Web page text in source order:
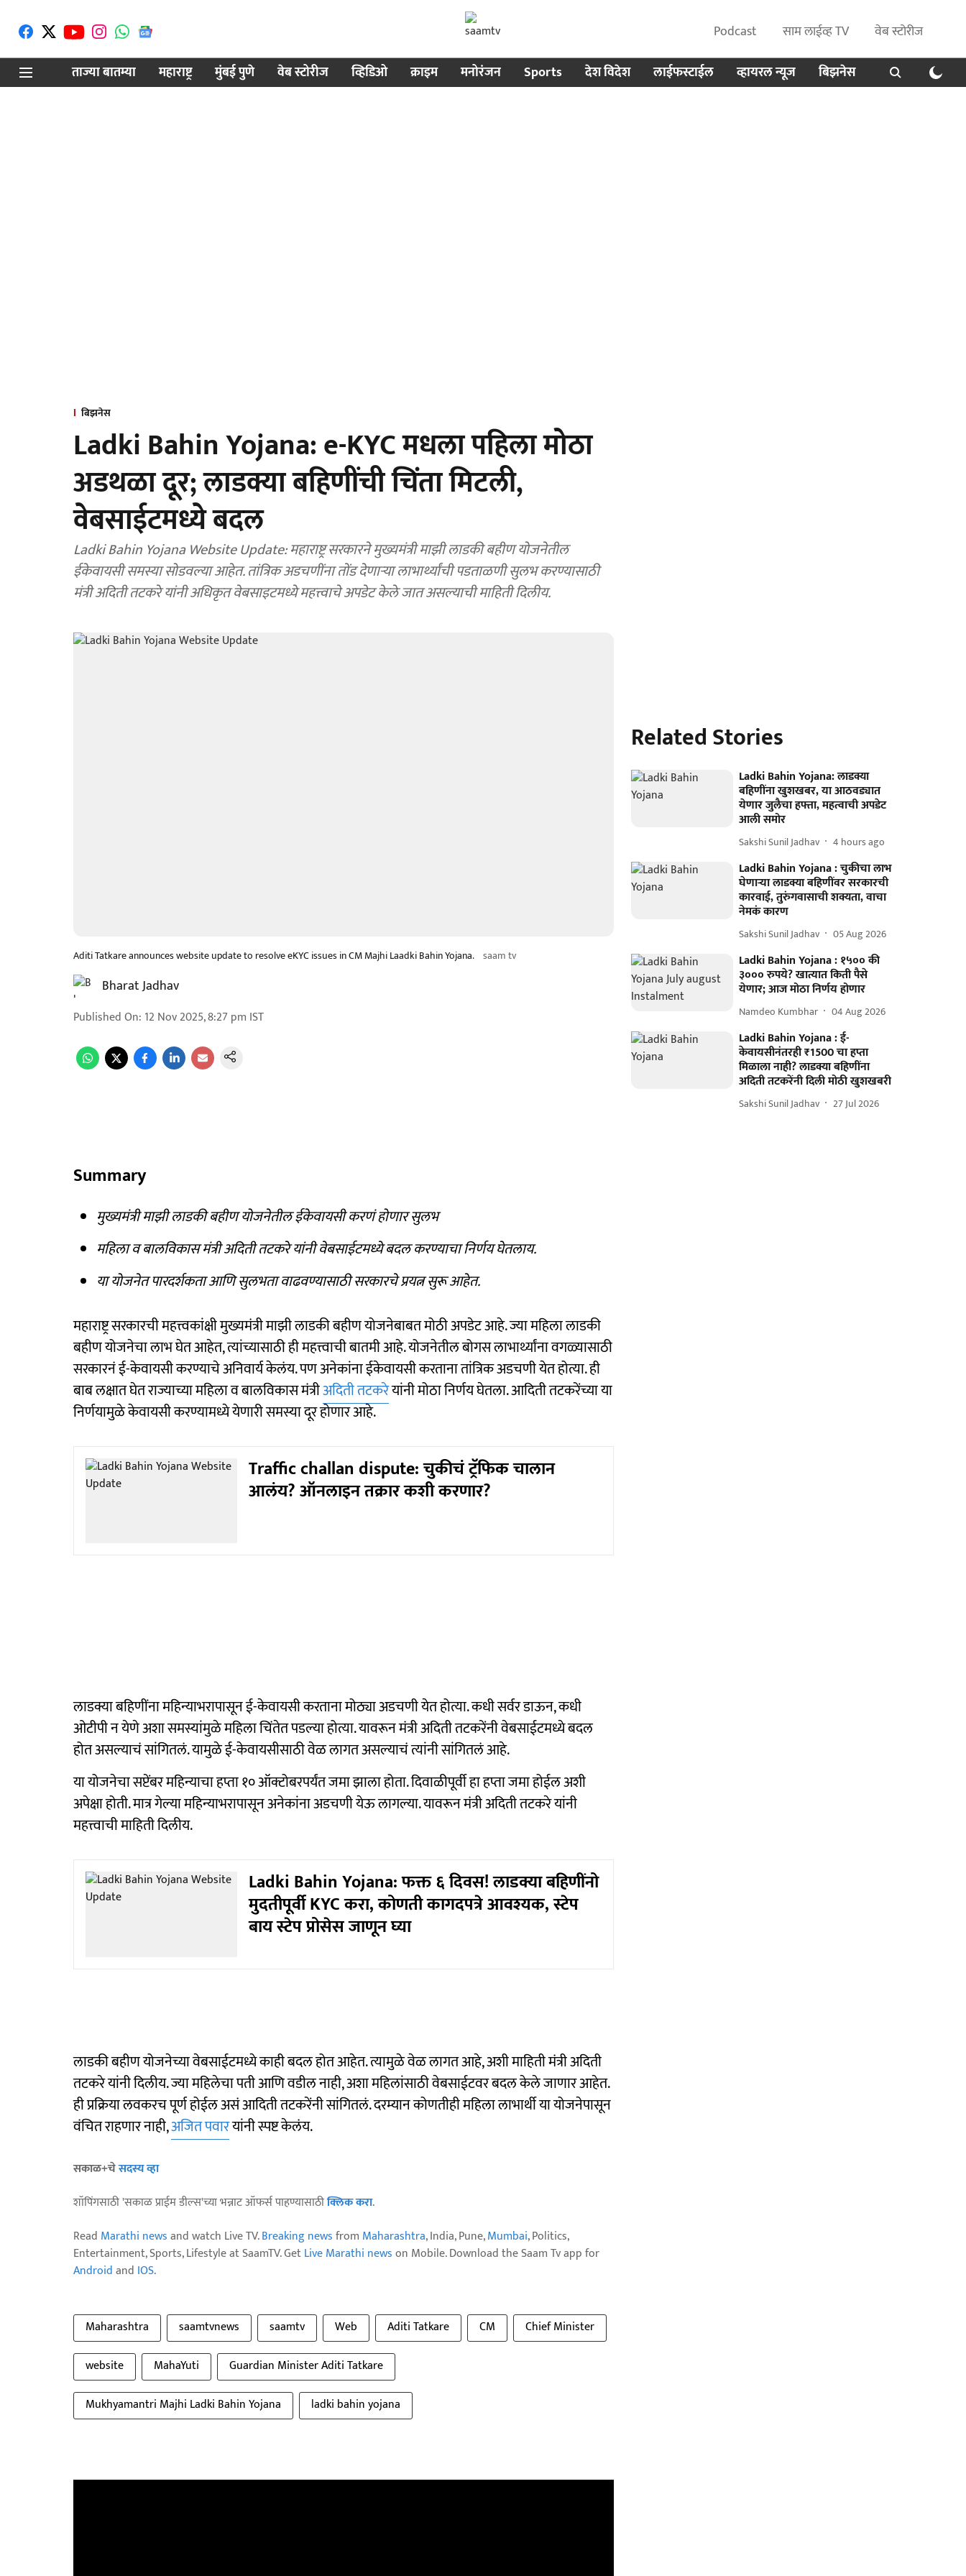
Podcast साम लाईव्ह TV
वेब स्टोरीज
ताज्या बातम्या
महाराष्ट्र मुंबई पुणे वेब स्टोरीज व्हिडिओ क्राइम मनोरंजन Sports देश विदेश लाईफस्टाईल व्हायरल न्यूज बिझनेस
बिझनेस
Ladki Bahin Yojana: e-KYC मधला पहिला मोठा
अडथळा दूर; लाडक्या बहिणींची चिंता मिटली,
वेबसाईटमध्ये बदल
Ladki Bahin Yojana Website Update: महाराष्ट्र सरकारने मुख्यमंत्री माझी लाडकी बहीण योजनेतील
ईकेवायसी समस्या सोडवल्या आहेत. तांत्रिक अडचणींना तोंड देणाऱ्या लाभार्थ्यांची पडताळणी सुलभ करण्यासाठी
मंत्री अदिती तटकरे यांनी अधिकृत वेबसाइटमध्ये महत्त्वाचे अपडेट केले जात असल्याची माहिती दिलीय.
Aditi Tatkare announces website update to resolve eKYC issues in CM Majhi Laadki Bahin Yojana. saam tv
Bharat Jadhav
Published On: 12 Nov 2025, 8:27 pm IST
Summary
मुख्यमंत्री माझी लाडकी बहीण योजनेतील ईकेवायसी करणं होणार सुलभ
महिला व बालविकास मंत्री अदिती तटकरे यांनी वेबसाईटमध्ये बदल करण्याचा निर्णय घेतलाय.
या योजनेत पारदर्शकता आणि सुलभता वाढवण्यासाठी सरकारचे प्रयत्न सुरू आहेत.
महाराष्ट्र सरकारची महत्त्वकांक्षी मुख्यमंत्री माझी लाडकी बहीण योजनेबाबत मोठी अपडेट आहे. ज्या महिला लाडकी
बहीण योजनेचा लाभ घेत आहेत, त्यांच्यासाठी ही महत्त्वाची बातमी आहे. योजनेतील बोगस लाभार्थ्यांना वगळ्यासाठी
सरकारनं ई-केवायसी करण्याचे अनिवार्य केलंय. पण अनेकांना ईकेवायसी करताना तांत्रिक अडचणी येत होत्या. ही
बाब लक्षात घेत राज्याच्या महिला व बालविकास मंत्रीअदिती तटकरेयांनी मोठा निर्णय घेतला. आदिती तटकरेंच्या या
निर्णयामुळे केवायसी करण्यामध्ये येणारी समस्या दूर होणार आहे.
Traffic challan dispute: चुकीचं ट्रॅफिक चालान
आलंय? ऑनलाइन तक्रार कशी करणार?
लाडक्या बहिणींना महिन्याभरापासून ई-केवायसी करताना मोठ्या अडचणी येत होत्या. कधी सर्वर डाऊन, कधी
ओटीपी न येणे अशा समस्यांमुळे महिला चिंतेत पडल्या होत्या. यावरून मंत्री अदिती तटकरेंनी वेबसाईटमध्ये बदल
होत असल्याचं सांगितलं. यामुळे ई-केवायसीसाठी वेळ लागत असल्याचं त्यांनी सांगितलं आहे.
या योजनेचा सप्टेंबर महिन्याचा हप्ता १० ऑक्टोबरपर्यंत जमा झाला होता. दिवाळीपूर्वी हा हप्ता जमा होईल अशी
अपेक्षा होती. मात्र गेल्या महिन्याभरापासून अनेकांना अडचणी येऊ लागल्या. यावरून मंत्री अदिती तटकरे यांनी
महत्त्वाची माहिती दिलीय.
Ladki Bahin Yojana: फक्त ६ दिवस! लाडक्या बहिणींनो
मुदतीपूर्वी KYC करा, कोणती कागदपत्रे आवश्यक, स्टेप
बाय स्टेप प्रोसेस जाणून घ्या
लाडकी बहीण योजनेच्या वेबसाईटमध्ये काही बदल होत आहेत. त्यामुळे वेळ लागत आहे, अशी माहिती मंत्री अदिती
तटकरे यांनी दिलीय. ज्या महिलेचा पती आणि वडील नाही, अशा महिलांसाठी वेबसाईटवर बदल केले जाणार आहेत.
ही प्रक्रिया लवकरच पूर्ण होईल असं आदिती तटकरेंनी सांगितलं. दरम्यान कोणतीही महिला लाभार्थी या योजनेपासून
वंचित राहणार नाही,अजित पवारयांनी स्पष्ट केलंय.
सकाळ+चेसदस्य व्हा
शॉपिंगसाठी 'सकाळ प्राईम डील्स'च्या भन्नाट ऑफर्स पाहण्यासाठीक्लिक करा.
Read Marathi newsand watch Live TV.Breaking newsfrom Maharashtra, India, Pune,Mumbai, Politics,
Entertainment, Sports, Lifestyle at SaamTV. GetLive Marathi newson Mobile. Download the Saam Tv app for
Androidand IOS.
Maharashtra saamtvnews saamtv Web Aditi Tatkare CM
Chief Minister
website
MahaYuti
Guardian Minister Aditi Tatkare
Mukhyamantri Majhi Ladki Bahin Yojana
ladki bahin yojana
Related Stories
Ladki Bahin Yojana: लाडक्या
बहिणींना खुशखबर, या आठवड्यात
येणार जुलैचा हफ्ता, महत्वाची अपडेट
आली समोर
Sakshi Sunil Jadhav 4 hours ago
Ladki Bahin Yojana : चुकीचा लाभ
घेणार्‍या लाडक्या बहि‍णींवर सरकारची
कारवाई, तुरुंगवासाची शक्यता, वाचा
नेमकं कारण
Sakshi Sunil Jadhav 05 Aug 2026
Ladki Bahin Yojana : १५०० की
३००० रुपये? खात्यात किती पैसे
येणार; आज मोठा निर्णय होणार
Namdeo Kumbhar 04 Aug 2026
Ladki Bahin Yojana : ई-
केवायसीनंतरही ₹1500 चा हप्ता
मिळाला नाही? लाडक्या बहिणींना
अदिती तटकरेंनी दिली मोठी खुशखबरी
Sakshi Sunil Jadhav 27 Jul 2026